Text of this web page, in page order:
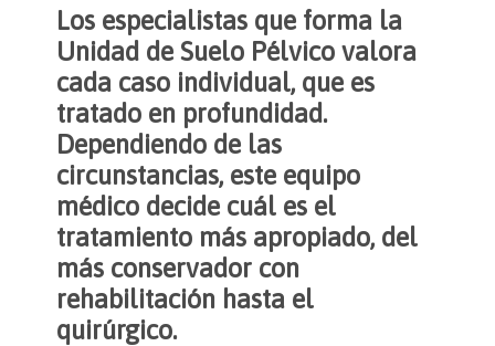
Los especialistas que forma la
Unidad de Suelo Pélvico valora
cada caso individual, que es
tratado en profundidad.
Dependiendo de las
circunstancias, este equipo
médico decide cuál es el
tratamiento más apropiado, del
más conservador con
rehabilitación hasta el
quirúrgico.